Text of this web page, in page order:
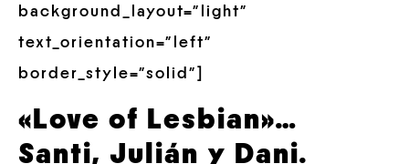
background_layout=”light”
text_orientation=”left”
border_style=”solid”]
«Love of Lesbian»…
Santi, Julián y Dani.